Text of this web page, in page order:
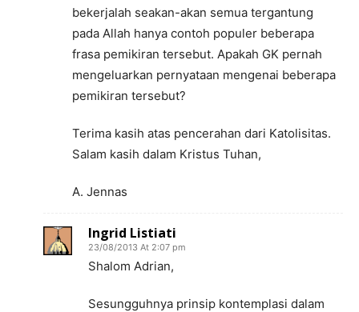
bekerjalah seakan-akan semua tergantung
pada Allah hanya contoh populer beberapa
frasa pemikiran tersebut. Apakah GK pernah
mengeluarkan pernyataan mengenai beberapa
pemikiran tersebut?
Terima kasih atas pencerahan dari Katolisitas.
Salam kasih dalam Kristus Tuhan,
A. Jennas
Ingrid Listiati
23/08/2013 At 2:07 pm
Shalom Adrian,
Sesungguhnya prinsip kontemplasi dalam